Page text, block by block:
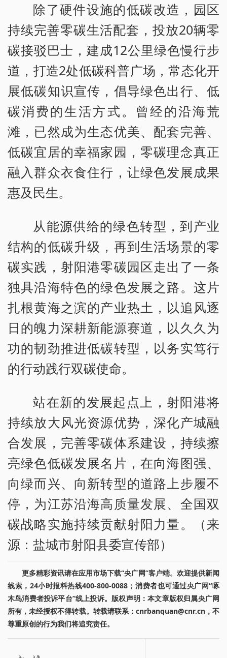
除了硬件设施的低碳改造，园区
持续完善零碳生活配套，投放20辆零
碳接驳巴士，建成12公里绿色慢行步
道，打造2处低碳科普广场，常态化开
展低碳知识宣传，倡导绿色出行、低
碳消费的生活方式。曾经的沿海荒
滩，已然成为生态优美、配套完善、
低碳宜居的幸福家园，零碳理念真正
融入群众衣食住行，让绿色发展成果
惠及民生。
从能源供给的绿色转型，到产业
结构的低碳升级，再到生活场景的零
碳实践，射阳港零碳园区走出了一条
独具沿海特色的绿色发展之路。这片
扎根黄海之滨的产业热土，以追风逐
日的魄力深耕新能源赛道，以久久为
功的韧劲推进低碳转型，以务实笃行
的行动践行双碳使命。
站在新的发展起点上，射阳港将
持续放大风光资源优势，深化产城融
合发展，完善零碳体系建设，持续擦
亮绿色低碳发展名片，在向海图强、
向绿而兴、向新转型的道路上步履不
停，为江苏沿海高质量发展、全国双
碳战略实施持续贡献射阳力量。（来
源：盐城市射阳县委宣传部）
更多精彩资讯请在应用市场下载“央广网”客户端。欢迎提供新闻
线索，24小时报料热线400-800-0088；消费者也可通过央广网“啄
木鸟消费者投诉平台”线上投诉。版权声明：本文章版权归属央广网
所有，未经授权不得转载。转载请联系：cnrbanquan@cnr.cn，不
尊重原创的行为我们将追究责任。